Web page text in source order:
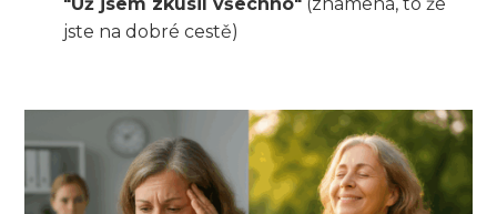
"Už jsem zkusil všechno" (znamená, to že
jste na dobré cestě)